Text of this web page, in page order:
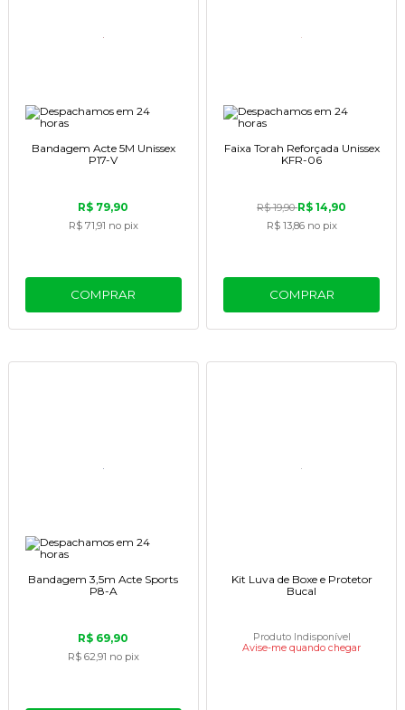
Bandagem Acte 5M Unissex
P17-V
R$ 79,90
R$ 71,91 no pix
COMPRAR
Faixa Torah Reforçada Unissex
KFR-06
R$ 19,90R$ 14,90
R$ 13,86 no pix
COMPRAR
Bandagem 3,5m Acte Sports
P8-A
R$ 69,90
R$ 62,91 no pix
Kit Luva de Boxe e Protetor
Bucal
Produto Indisponível
Avise-me quando chegar